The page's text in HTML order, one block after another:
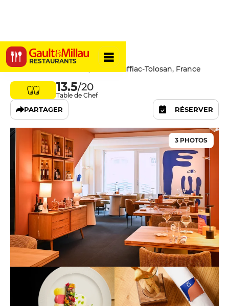
RESTAURANTS
Ô Saveurs
8 Place des Ormeaux, 31180 Rouffiac-Tolosan, France
13.5/20
Table de Chef
PARTAGER RÉSERVER
3 PHOTOS